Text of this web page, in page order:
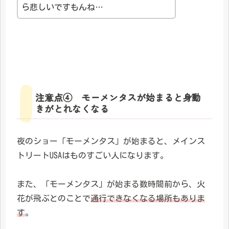
ら悲しいですもんね…
注意点④ モーメンタスが始まると身動
きがとれなくなる
夜のショー「モーメンタス」が始まると、メインス
トリートUSAはものすごい人になります。
また、「モーメンタス」が始まる数時間前から、火
花が飛ぶとのことで通行できなくなる場所もありま
す。